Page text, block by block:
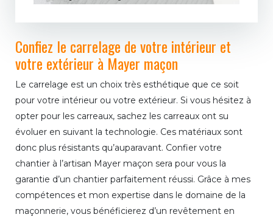
Confiez le carrelage de votre intérieur et
votre extérieur à Mayer maçon
Le carrelage est un choix très esthétique que ce soit
pour votre intérieur ou votre extérieur. Si vous hésitez à
opter pour les carreaux, sachez les carreaux ont su
évoluer en suivant la technologie. Ces matériaux sont
donc plus résistants qu’auparavant. Confier votre
chantier à l’artisan Mayer maçon sera pour vous la
garantie d’un chantier parfaitement réussi. Grâce à mes
compétences et mon expertise dans le domaine de la
maçonnerie, vous bénéficierez d’un revêtement en